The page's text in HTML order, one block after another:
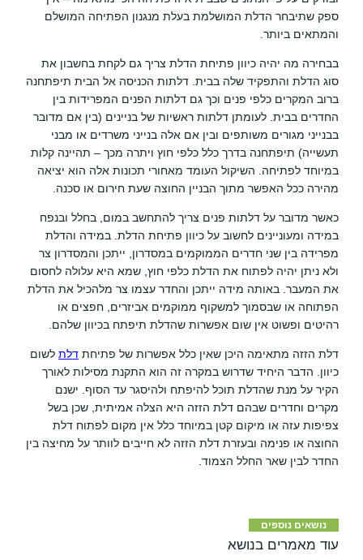
ספק שתיבחר הדלת המושלמת בעלת מנגנון הפתיחה המושלם
והמתאים ביותר.
בבחירה מה יהיה כיוון פתיחת הדלת צריך גם לקחת בחשבון את
סוג הדלת והתפקיד שלה בבית. דלתות הכניסה אל הבית תיפתחנה
ברוב המקרים כלפי פנים וכך גם דלתות הפנים המפרידות בין
החדרים בבית. לעומתן דלתות ראשיות של בניינים (בין אם מדובר
בבנייני מגורים משותפים ובין אם אלה בנייני משרדים או מבני
תעשייה) תיפתחנה בדרך כלל כלפי חוץ ויתרה מכך – תהיינה קלות
במיוחד לפתיחה. השיקול העומד מאחורי תכונות אלה הוא יציאה
מהירה ככל האפשר מתוך הבניין החוצה שעת חירום או סכנה.
כאשר מדובר על דלתות פנים צריך להתחשב במום, בחלל ובנפח
במידה ומעוניינים לחשוב על כיוון פתיחת הדלת. במידה והדלת
מפרידה בין שני חדרים הממוקמים במסדרון, ייתכן והמסדרון צר
ולא ניתן יהיה לפתוח את הדלת כלפי חוץ, שמא היא עלולה לחסום
את המעבר. באותה מידה ייתכן והחדר עצמו צר מלהכיל את הדלת
הפתוחה או שבסמוך למשקוף ממוקמים אביזרים, חפצים או
רהיטים ופשוט אין שום אפשרות שהדלת תיפתח בכיוון שלהם.
דלת הזזה מתאימה היכן שאין כלל אפשרות של פתיחת דלת לשום
כיוון. הדבר היחיד שדרוש במקרה זה הוא התקנת מסילות לאורך
הקיר על מנת שהדלת תוכל להיפתח ולהיסגר עד הסוף. ישנם
מקרים וחדרים שבהם דלת הזזה היא הצלה אמיתית, שכן בשל
צפיפות עזה או מיקום קטן במיוחד כלל אין מקום לפתוח דלת
החוצה או פנימה ובעזרת דלת הזזה לא חייבים לוותר על מחיצה בין
החדר לבין שאר החלל הצמוד.
נושאים נוספים
עוד מאמרים בנושא